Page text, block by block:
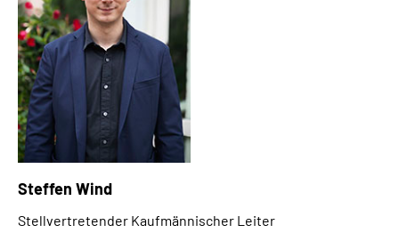
Steffen Wind
Stellvertretender Kaufmännischer Leiter